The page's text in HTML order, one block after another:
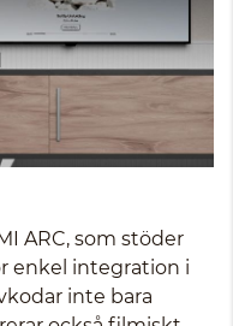
ARC, som stöder
enkel integration i
inte bara